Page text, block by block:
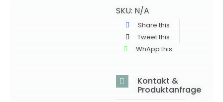
SKU: N/A
Share this
Tweet this
WhApp this
Kontakt &
Produktanfrage